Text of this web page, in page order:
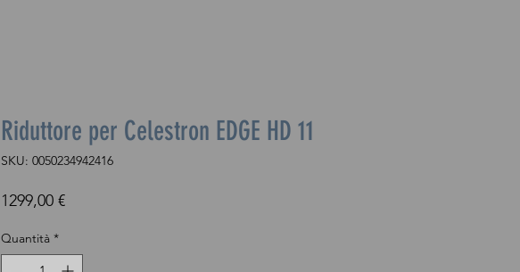
Riduttore per Celestron EDGE HD 11
SKU: 0050234942416
1299,00 €Prezzo
Quantità *